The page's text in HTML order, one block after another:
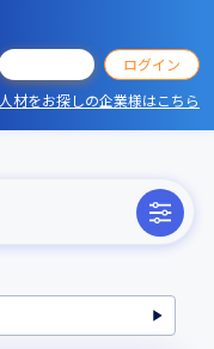
ログイン
人材をお探しの企業様はこちら